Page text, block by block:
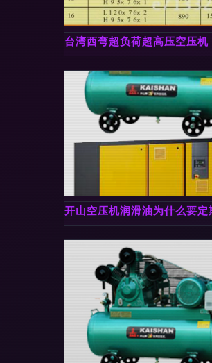
台湾西弯超负荷超高压空压
开山空压机润滑油为什么要定